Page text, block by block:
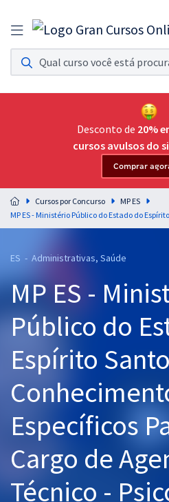
Assinatura Ilimitada 11
Acesso a todos os cursos. Teste grátis por 7
Assinatura OAB Até Passar
Acesso ilimitado a toda preparação para o
Residências Multiprofissionais
Preparação completa e intensiva para as
residências em saúde do Brasil
Cursos 20% OFF
Pós
Graduação
OAB
Questões grátis
Conteúdo gratuito
Desconto de 20%
cursos avulsos do
Comprar
Cursos por Concurso
MP ES
ES - Administrativas, Saúde
MP ES -
Público do
Espírito
Específicos
Cargo de
Técnico -